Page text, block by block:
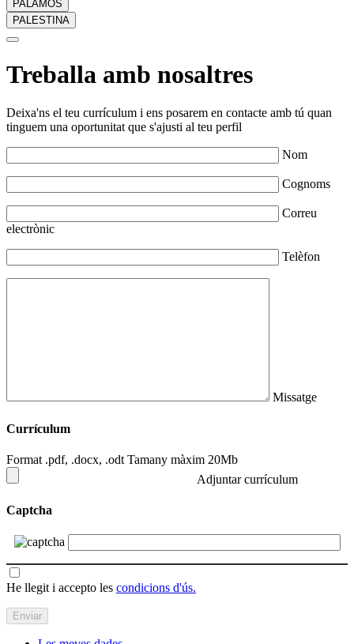
PALAMÓS
PALESTINA
Treballa amb nosaltres
Deixa'ns el teu currículum i ens posarem en contacte amb tú quan
tinguem una oportunitat que s'ajusti al teu perfil
Nom
Cognoms
Correu
electrònic
Telèfon
Missatge
Currículum
Format .pdf, .docx, .odt Tamany màxim 20Mb
Adjuntar currículum
Captcha
He llegit i accepto les condicions d'ús.